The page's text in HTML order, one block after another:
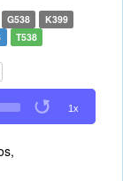
G538
K399
T538
1x